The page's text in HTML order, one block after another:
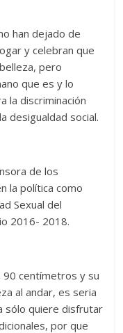
han dejado de
y celebran que
pero
que es y lo
la discriminación
desigualdad social.
de los
la política como
Sexual del
2016- 2018.
centímetros y su
al andar, es seria
sólo quiere disfrutar
por que